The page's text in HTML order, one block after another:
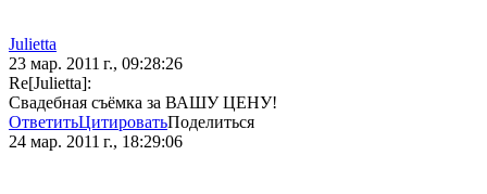
Julietta
23 мар. 2011 г., 09:28:26
Re[Julietta]:
Свадебная съёмка за ВАШУ ЦЕНУ!
ОтветитьЦитироватьПоделиться
24 мар. 2011 г., 18:29:06